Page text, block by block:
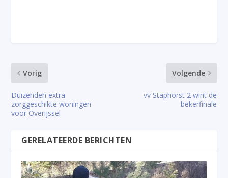
Vorig
Duizenden extra
zorggeschikte woningen
voor Overijssel
Volgende
vv Staphorst 2 wint de
bekerfinale
GERELATEERDE BERICHTEN